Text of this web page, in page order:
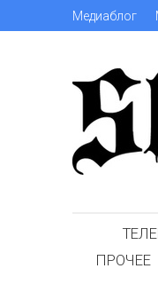
Медиаблог
ПРОЧЕЕ